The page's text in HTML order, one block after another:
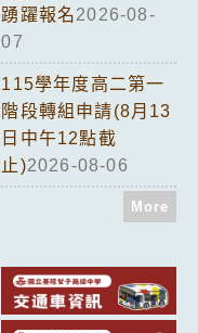
踴躍報名2026-08-
07
115學年度高二第一
階段轉組申請(8月13
日中午12點截
止)2026-08-06
More